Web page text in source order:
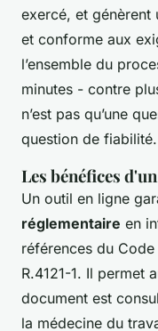
exercé, et génèrent
et conforme aux
l’ensemble du
minutes - contre
n’est pas qu’une
question de fiabilité.
Les bénéfices
Un outil en ligne
réglementaire en
références du
R.4121-1. Il permet
document est
la médecine du